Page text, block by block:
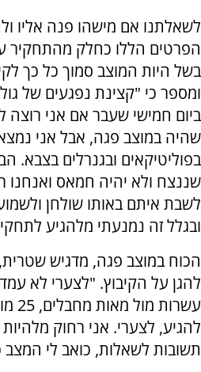
לשאלתנו אם מישהו פנה אליו
הפרטים הללו כחלק מהתחקיר
בשל היות המוצב סמוך כל כך
ומספר כי "קצינת נפגעים של
ביום חמישי שעבר אם אני רוצה
שהיה במוצב פגה, אבל אני
בפוליטיקאים ובגנרלים בצבא.
שננצח ולא יהיה חמאס ואנחנו
לשבת איתם באותו שולחן
ובגלל זה נמנעתי מלהגיע
הכוח במוצב פגה, מדגיש
להגן על הקיבוץ. "לצערי לא
להגיע, לצערי. אני רחוק
תשובות לשאלות, כואב לי המצב